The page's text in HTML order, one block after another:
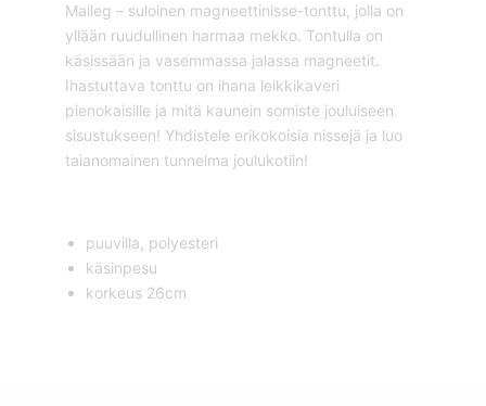
Maileg – suloinen magneettinisse-tonttu, jolla on
yllään ruudullinen harmaa mekko. Tontulla on
käsissään ja vasemmassa jalassa magneetit.
Ihastuttava tonttu on ihana leikkikaveri
pienokaisille ja mitä kaunein somiste jouluiseen
sisustukseen! Yhdistele erikokoisia nissejä ja luo
taianomainen tunnelma joulukotiin!
puuvilla, polyesteri
käsinpesu
korkeus 26cm